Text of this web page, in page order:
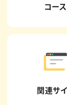
コース
関連サ